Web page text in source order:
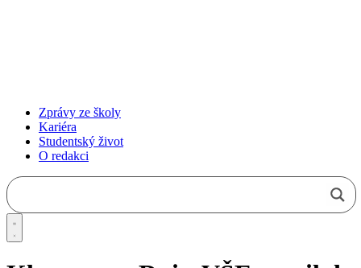
Zprávy ze školy
Kariéra
Studentský život
O redakci